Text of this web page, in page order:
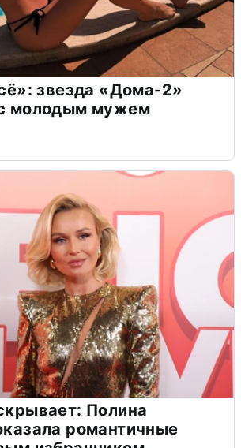
звезда «Дома-2»
молодым мужем
Полина
романтичные